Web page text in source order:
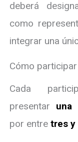
deberá
como
integrar una
Cómo participar
Cada
presentar una
por entretres